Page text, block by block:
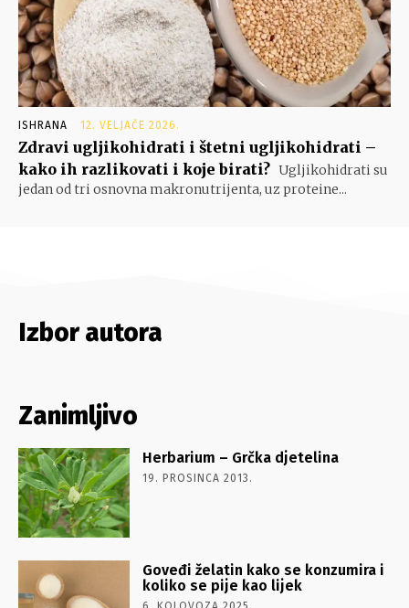
ISHRANA 12. VELJAČE 2026.
Zdravi ugljikohidrati i štetni ugljikohidrati –
kako ih razlikovati i koje birati? Ugljikohidrati su
jedan od tri osnovna makronutrijenta, uz proteine...
Izbor autora
Zanimljivo
Herbarium – Grčka djetelina
19. PROSINCA 2013.
Goveđi želatin kako se konzumira i
koliko se pije kao lijek